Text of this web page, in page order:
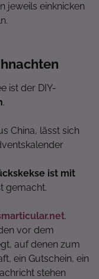
jeweils einknicken
ist der DIY-
.
China, lässt sich
ist mit
gemacht.
.
vor dem
auf denen zum
ein Gutschein, ein
stehen